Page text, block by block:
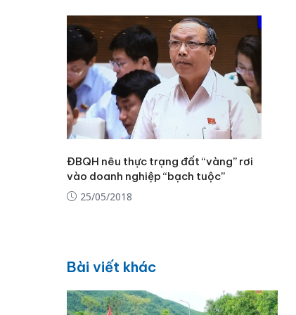
ĐBQH nêu thực trạng đất “vàng” rơi
vào doanh nghiệp “bạch tuộc”
25/05/2018
Bài viết khác